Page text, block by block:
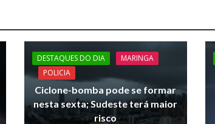
s y
Li
n
k
DESTAQUES DO DIA
MARINGA
POLICIA
Ciclone-bomba pode se formar
nesta sexta; Sudeste terá maior
risco